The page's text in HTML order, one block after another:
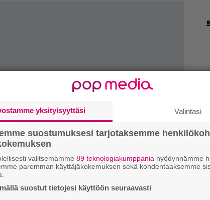
yksityisyyttäsi Valintasi
suostumuksesi tarjotaksemme
valitsemamme 89 teknologiakumppania hyödynnämme
paremman käyttäjäkokemuksen sekä kohdentaaksemme
suostut tietojesi käyttöön seuraavasti